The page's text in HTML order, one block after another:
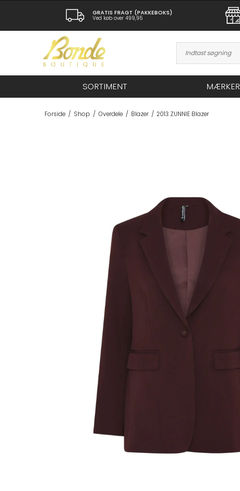
GRATIS FRAGT (PAKKEBOKS)
Ved køb over 499,95
SORTIMENT MÆRKER
Forside / Shop / Overdele / Blazer / 2013 ZUNNIE Blazer